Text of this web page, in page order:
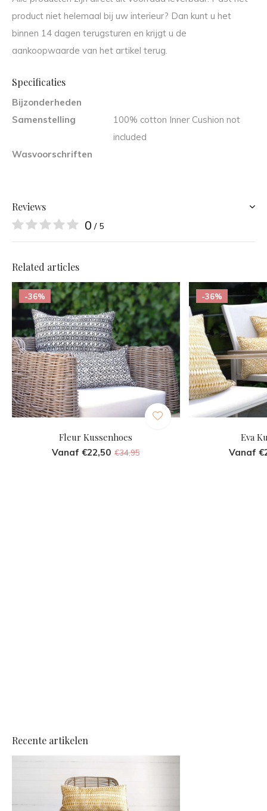
product niet helemaal bij uw interieur? Dan kunt u het
binnen 14 dagen terugsturen en krijgt u de
aankoopwaarde van het artikel terug.
Specificaties
Bijzonderheden
Samenstelling
100% cotton Inner Cushion not
included
Wasvoorschriften
Reviews
0 / 5
Related articles
-36%
Fleur Kussenhoes
Vanaf €22,50 €34,95
-36%
Eva
Vanaf
Recente artikelen